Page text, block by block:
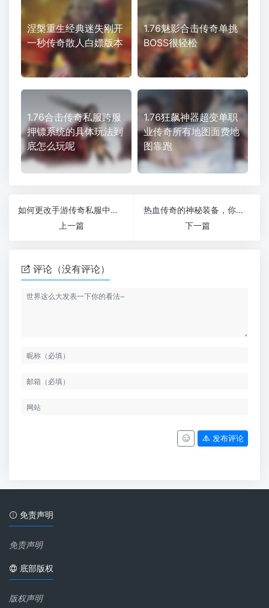
涅槃重生经典迷失刚开
一秒传奇散人白嫖版本
1.76魅影合击传奇单挑
BOSS很轻松
1.76合击传奇私服跨服
押镖系统的具体玩法到
底怎么玩呢
1.76狂飙神器超变单职
业传奇所有地图面费地
图靠跑
如何更改手游传奇私服中的英雄等级
上一篇
热血传奇的神秘装备，你知道吗新开1.76仿盛大传奇
下一篇
评论（没有评论）
发布评论
免责声明
免责声明
底部版权
版权声明